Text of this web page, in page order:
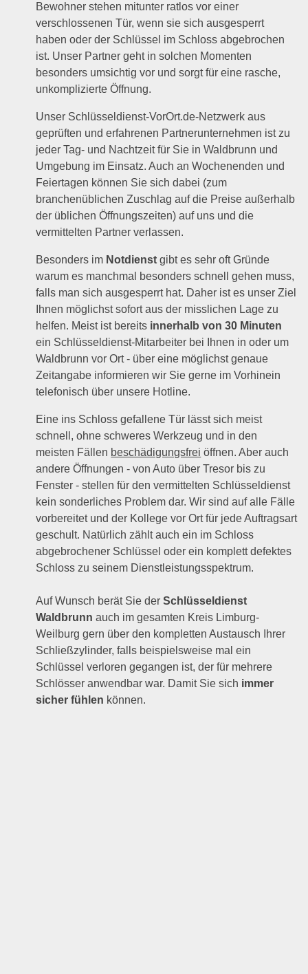
Bewohner stehen mitunter ratlos vor einer
verschlossenen Tür, wenn sie sich ausgesperrt
haben oder der Schlüssel im Schloss abgebrochen
ist. Unser Partner geht in solchen Momenten
besonders umsichtig vor und sorgt für eine rasche,
unkomplizierte Öffnung.
Unser Schlüsseldienst-VorOrt.de-Netzwerk aus
geprüften und erfahrenen Partnerunternehmen ist zu
jeder Tag- und Nachtzeit für Sie in Waldbrunn und
Umgebung im Einsatz. Auch an Wochenenden und
Feiertagen können Sie sich dabei (zum
branchenüblichen Zuschlag auf die Preise außerhalb
der üblichen Öffnungszeiten) auf uns und die
vermittelten Partner verlassen.
Besonders im Notdienst gibt es sehr oft Gründe
warum es manchmal besonders schnell gehen muss,
falls man sich ausgesperrt hat. Daher ist es unser Ziel
Ihnen möglichst sofort aus der misslichen Lage zu
helfen. Meist ist bereits innerhalb von 30 Minuten
ein Schlüsseldienst-Mitarbeiter bei Ihnen in oder um
Waldbrunn vor Ort - über eine möglichst genaue
Zeitangabe informieren wir Sie gerne im Vorhinein
telefonisch über unsere Hotline.
Eine ins Schloss gefallene Tür lässt sich meist
schnell, ohne schweres Werkzeug und in den
meisten Fällen beschädigungsfrei öffnen. Aber auch
andere Öffnungen - von Auto über Tresor bis zu
Fenster - stellen für den vermittelten Schlüsseldienst
kein sonderliches Problem dar. Wir sind auf alle Fälle
vorbereitet und der Kollege vor Ort für jede Auftragsart
geschult. Natürlich zählt auch ein im Schloss
abgebrochener Schlüssel oder ein komplett defektes
Schloss zu seinem Dienstleistungsspektrum.
Auf Wunsch berät Sie derSchlüsseldienst
Waldbrunn auch im gesamten Kreis Limburg-
Weilburg gern über den kompletten Austausch Ihrer
Schließzylinder, falls beispielsweise mal ein
Schlüssel verloren gegangen ist, der für mehrere
Schlösser anwendbar war. Damit Sie sich immer
sicher fühlen können.